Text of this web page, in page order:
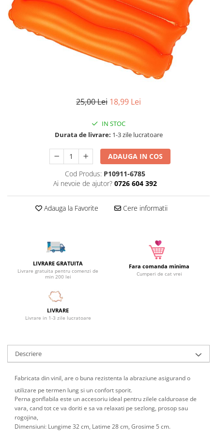
Articole mercerie
Organizare si depozitare
Huse si cutii depozitare
Suporturi ortopedice si orteze
Accesorii biciclete
Accesorii sportive
Covorase si paturi
Accesorii animale
Siguranta si protectie
Ingrijire copii
Paturici si perne
Cutii depozitare
Ingrijire personala
Bureti de baie
Organizare cosmetice si bijuterii
Ingrijire corporala
Gradina
Promotii
Articole de vara
Genti termoizolante
25,00 Lei 18,99 Lei
IN STOC
Durata de livrare: 1-3 zile lucratoare
ADAUGA IN COS
Cod Produs: P10911-6785
Ai nevoie de ajutor? 0726 604 392
Adauga la Favorite Cere informatii
LIVRARE GRATUITA
Livrare gratuita pentru comenzi de
min 200 lei
Fara comanda minima
Cumperi de cat vrei
LIVRARE
Livrare in 1-3 zile lucratoare
Descriere
Fabricata din vinil, are o buna rezistenta la abraziune asigurand o
utilizare pe termen lung si un confort sporit.
Perna gonflabila este un accesoriu ideal pentru zilele calduroase de
vara, cand tot ce va doriti e sa va relaxati pe sezlong, prosop sau
rogojina,
Dimensiuni: Lungime 32 cm, Latime 28 cm, Grosime 5 cm.